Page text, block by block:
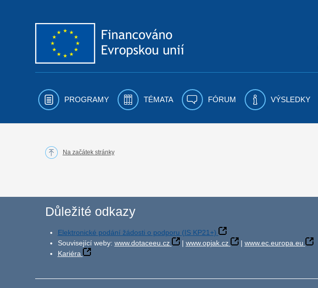
PROGRAMY TÉMATA FÓRUM VÝSLEDKY
Na začátek stránky
Důležité odkazy
Elektronické podání žádosti o podporu (IS KP21+)
Související weby: www.dotaceeu.cz | www.opjak.cz | www.ec.europa.eu
Kariéra